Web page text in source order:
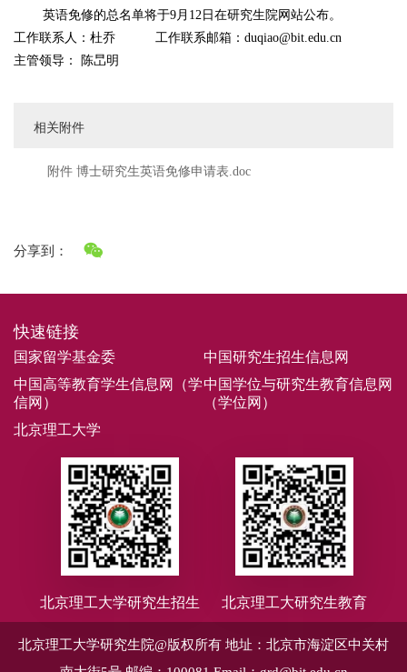
英语免修的总名单将于9月12日在研究生院网站公布。
工作联系人：杜乔
工作联系邮箱： duqiao@bit.edu.cn
主管领导：
陈旵明
相关附件
附件 博士研究生英语免修申请表.doc
分享到：
快速链接
国家留学基金委
中国研究生招生信息网
中国高等教育学生信息网（学
信网）
中国学位与研究生教育信息网
（学位网）
北京理工大学
北京理工大学研究生招生 北京理工大研究生教育
北京理工大学研究生院@版权所有 地址：北京市海淀区中关村